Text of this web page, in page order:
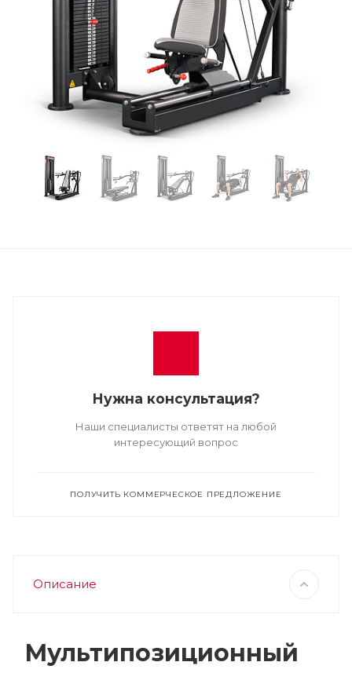
Нужна консультация?
Наши специалисты ответят на любой
интересующий вопрос
ПОЛУЧИТЬ КОММЕРЧЕСКОЕ ПРЕДЛОЖЕНИЕ
Описание
Мультипозиционный